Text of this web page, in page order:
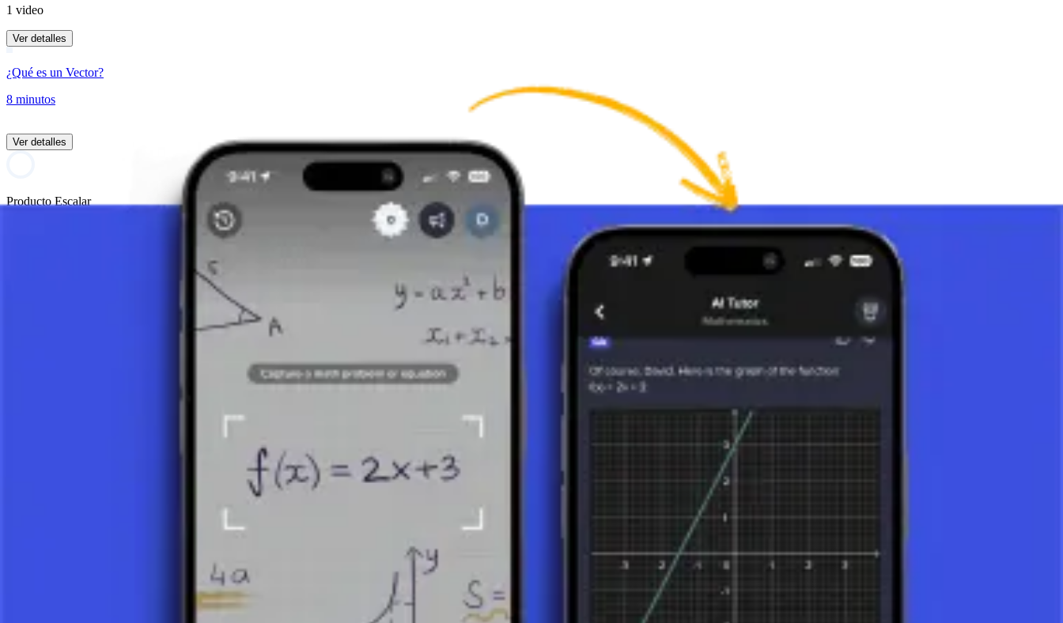
1 video
Ver detalles
¿Qué es un Vector?
8 minutos
Ver detalles
Producto Escalar
Definición y Propiedades de los Vectores
. Los vectores se pueden representar gráficamente como flechas, donde la longitud de la flecha
representa la magnitud del vector y la punta de la flecha indica su dirección. En la notación matemática, los vectores a menudo se denotan con letras minúsculas con una flecha encima (p. ej., v⃗) o en negrita (p.
Se determina por el número de componentes del vector, que corresponde a la dimensión del espacio en el que se encuentra el vector (p. ej., un vector 2D tiene dos
Incluyen la suma, la resta, la multiplicación por un escalar (multiplicar un vector por un número/escalar), y el producto vectorial. (El producto escalar es otra
operación importante). Estas operaciones permiten la construcción de modelos y análisis matemáticos complejos.
Los vectores tienen una amplia aplicación en diversas disciplinas científicas y técnicas: